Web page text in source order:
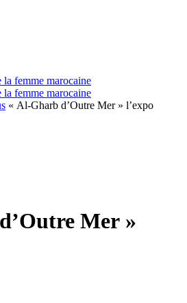
« Al-Gharb d’Outre Mer » l’expo
Mer »